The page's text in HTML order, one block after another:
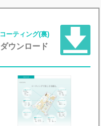
コーティング(裏)
ダウンロード